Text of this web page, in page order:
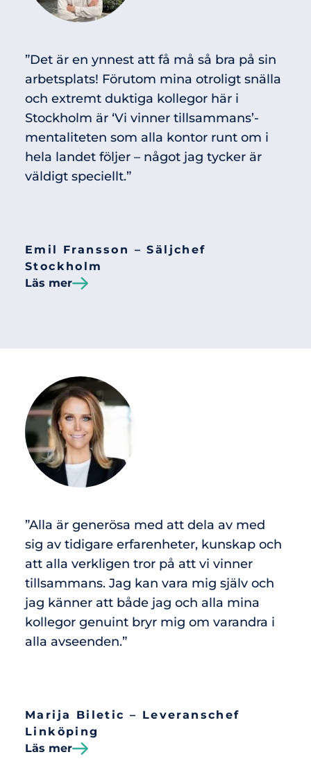
”Det är en ynnest att få må så bra på sin
arbetsplats! Förutom mina otroligt snälla
och extremt duktiga kollegor här i
Stockholm är ‘Vi vinner tillsammans’-
mentaliteten som alla kontor runt om i
hela landet följer – något jag tycker är
väldigt speciellt.”
Emil Fransson – Säljchef
Stockholm
Läs mer
”Alla är generösa med att dela av med
sig av tidigare erfarenheter, kunskap och
att alla verkligen tror på att vi vinner
tillsammans. Jag kan vara mig själv och
jag känner att både jag och alla mina
kollegor genuint bryr mig om varandra i
alla avseenden.”
Marija Biletic – Leveranschef
Linköping
Läs mer